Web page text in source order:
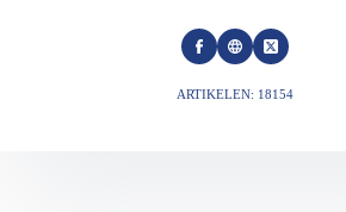
ARTIKELEN: 18154